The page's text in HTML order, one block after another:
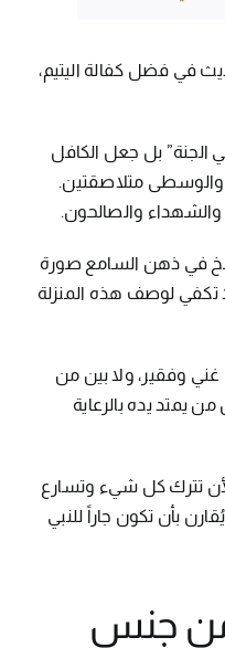
في فضل كفالة اليتيم،
الجنة” بل جعل الكافل
والوسطى متلاصقتين.
والشهداء والصالحون.
في ذهن السامع صورة
تكفي لوصف هذه المنزلة
غني وفقير، ولا بين من
يمتد يده بالرعاية
تترك كل شيء وتسارع
بأن تكون جاراً للنبي
من جنس